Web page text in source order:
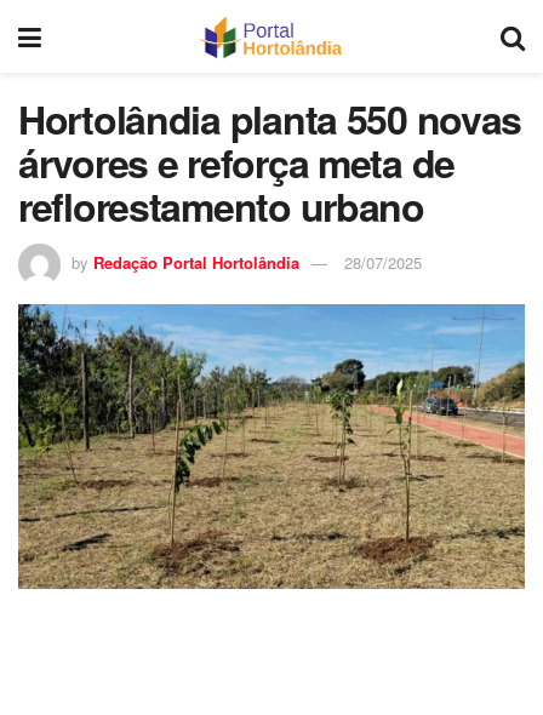
Hortolândia planta 550 novas
árvores e reforça meta de
reflorestamento urbano
by Redação Portal Hortolândia 28/07/2025